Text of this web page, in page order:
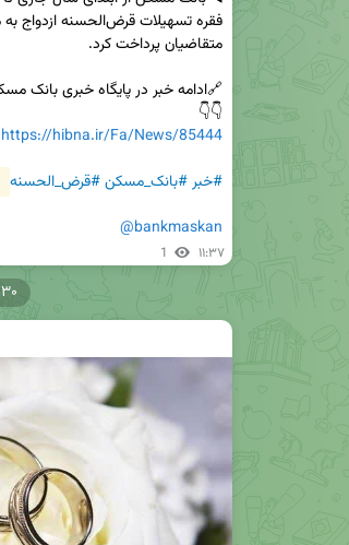
👇👇
https://hibna.ir/Fa/News/85444
#خبر#بانک_مسکن#قرض_الحسنه
@bankmaskan
1 ۱۱:۳۷
۳۰ آبان ۱۴۰۳